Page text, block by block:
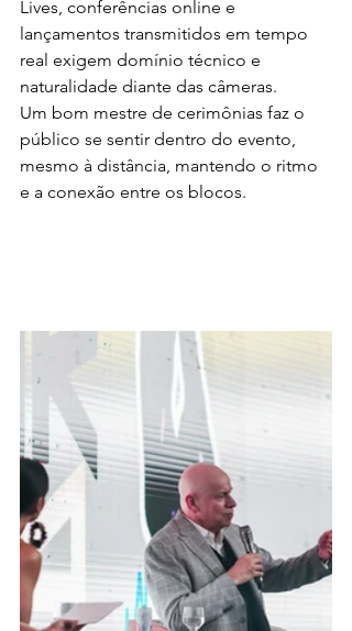
Lives, conferências online e
lançamentos transmitidos em tempo
real exigem domínio técnico e
naturalidade diante das câmeras.
Um bom mestre de cerimônias faz o
público se sentir dentro do evento,
mesmo à distância, mantendo o ritmo
e a conexão entre os blocos.